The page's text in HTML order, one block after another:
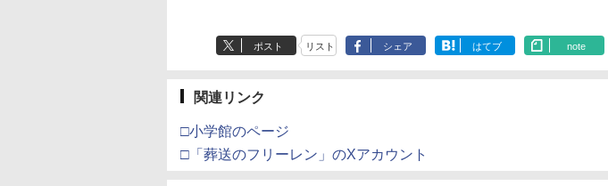
ポスト リスト シェア はてブ note
関連リンク
□小学館のページ
□「葬送のフリーレン」のXアカウント